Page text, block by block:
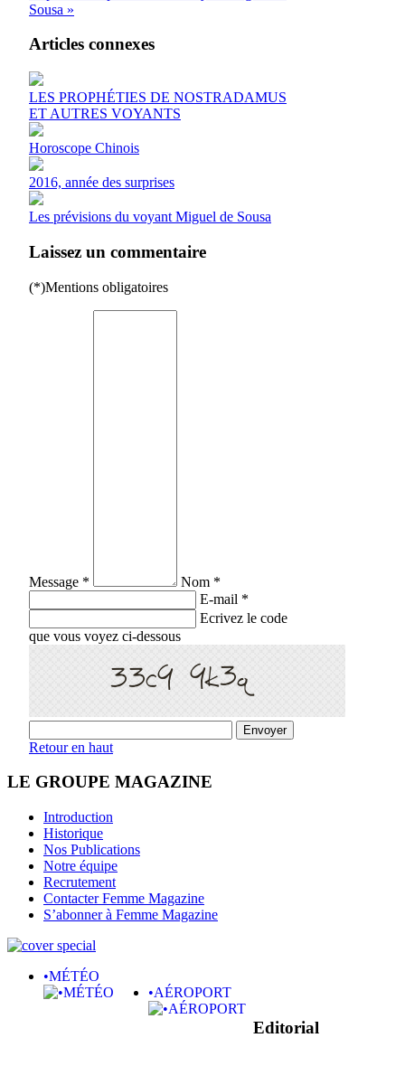
Sousa »
Articles connexes
LES PROPHÉTIES DE NOSTRADAMUS
ET AUTRES VOYANTS
Horoscope Chinois
2016, année des surprises
Les prévisions du voyant Miguel de Sousa
Laissez un commentaire
(*)Mentions obligatoires
Message *
Nom *
E-mail *
Ecrivez le code
que vous voyez ci-dessous
Retour en haut
LE GROUPE MAGAZINE
Introduction
Historique
Nos Publications
Notre équipe
Recrutement
Contacter Femme Magazine
S’abonner à Femme Magazine
•MÉTÉO
•AÉROPORT
Editorial